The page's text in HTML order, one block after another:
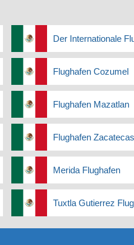
Der Internationale
Flughafen Cozumel
Flughafen Mazatlan
Flughafen Zacatecas
Merida Flughafen
Tuxtla Gutierrez